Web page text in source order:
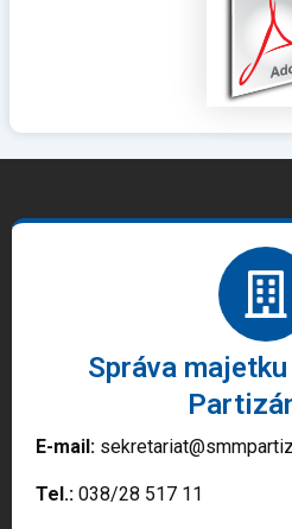
Správa
E-mail:
Tel.: 038/28 517 11